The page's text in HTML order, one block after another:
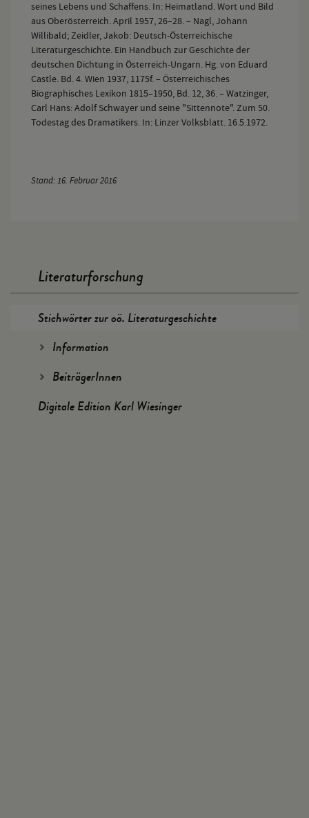
seines Lebens und Schaffens. In: Heimatland. Wort und Bild
aus Oberösterreich. April 1957, 26–28. – Nagl, Johann
Willibald; Zeidler, Jakob: Deutsch-Österreichische
Literaturgeschichte. Ein Handbuch zur Geschichte der
deutschen Dichtung in Österreich-Ungarn. Hg. von Eduard
Castle. Bd. 4. Wien 1937, 1175f. – Österreichisches
Biographisches Lexikon 1815–1950, Bd. 12, 36. – Watzinger,
Carl Hans: Adolf Schwayer und seine "Sittennote". Zum 50.
Todestag des Dramatikers. In: Linzer Volksblatt. 16.5.1972.
Stand: 16. Februar 2016
Literaturforschung
Stichwörter zur oö. Literaturgeschichte
Information
BeiträgerInnen
Digitale Edition Karl Wiesinger